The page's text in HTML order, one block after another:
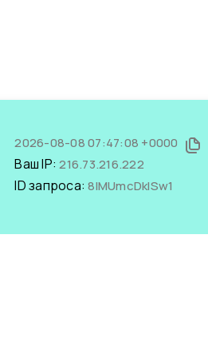
2026-08-08 07:47:08 +0000
Ваш IP:216.73.216.222
ID запроса:8lMUmcDkISw1